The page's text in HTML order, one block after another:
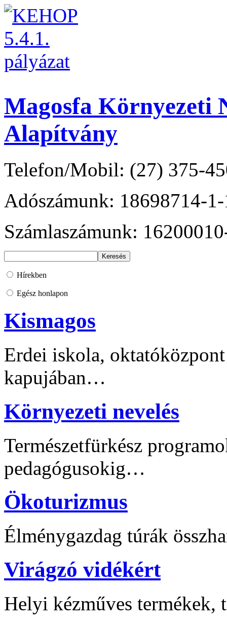
Magosfa Környezeti
Alapítvány
Telefon/Mobil: (27) 375-
Adószámunk: 18698714-
Számlaszámunk:
Hírekben
Egész honlapon
Kismagos
Erdei iskola,
kapujában…
Környezeti nevelés
Természetfürkész
pedagógusokig…
Ökoturizmus
Élménygazdag túrák
Virágzó vidékért
Helyi kézműves